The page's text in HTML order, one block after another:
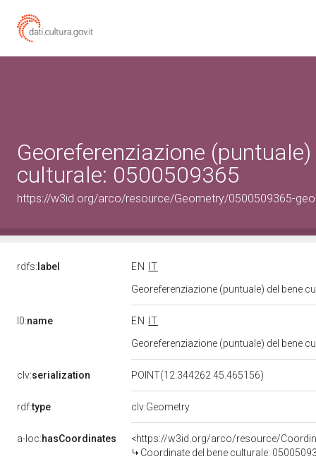
Georeferenziazione
culturale: 0500509365
https://w3id.org/arco/resource/Geometry/0500509365-
rdfs: label EN
IT
Georeferenziazione (puntuale) del bene
l0:name EN
IT
Georeferenziazione (puntuale) del bene
clv:serialization POINT(12.344262 45.465156)
rdf:type clv:Geometry
a-loc:hasCoordinates
<https://w3id.org/arco/resource/
Coordinate del bene culturale: